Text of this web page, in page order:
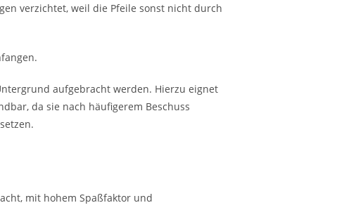
verzichtet, weil die Pfeile sonst nicht durch
aufgebracht werden. Hierzu eignet
da sie nach häufigerem Beschuss
mit hohem Spaßfaktor und